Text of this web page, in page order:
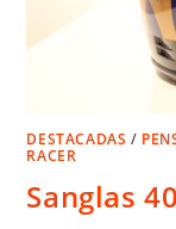
DESTACADAS /
RACER
Sanglas